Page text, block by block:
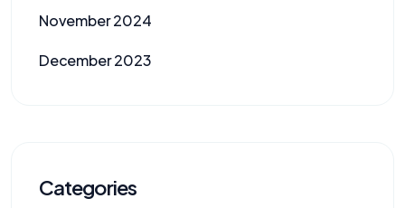
November 2024
December 2023
Categories